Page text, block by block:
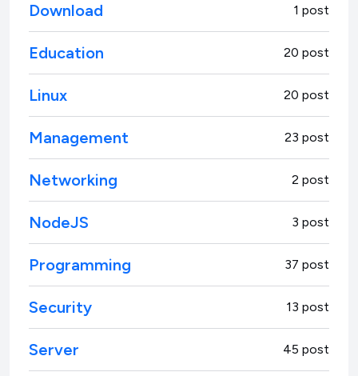
Download 1 post
Education 20 post
Linux 20 post
Management 23 post
Networking 2 post
NodeJS 3 post
Programming 37 post
Security 13 post
Server 45 post